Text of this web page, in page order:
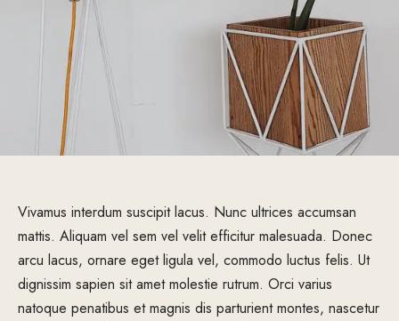
Vivamus interdum suscipit lacus. Nunc ultrices accumsan
mattis. Aliquam vel sem vel velit efficitur malesuada. Donec
arcu lacus, ornare eget ligula vel, commodo luctus felis. Ut
dignissim sapien sit amet molestie rutrum. Orci varius
natoque penatibus et magnis dis parturient montes, nascetur